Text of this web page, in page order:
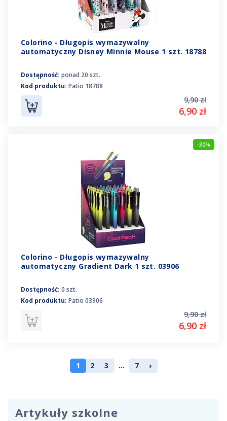
Colorino - Długopis wymazywalny
automatyczny Disney Minnie Mouse 1 szt. 18788
Dostępność: ponad 20 szt.
Kod produktu: Patio 18788
9,90 zł
6,90 zł
-30%
Colorino - Długopis wymazywalny
automatyczny Gradient Dark 1 szt. 03906
Dostępność: 0 szt.
Kod produktu: Patio 03906
9,90 zł
6,90 zł
1 2 3 ... 7 ›
Artykuły szkolne